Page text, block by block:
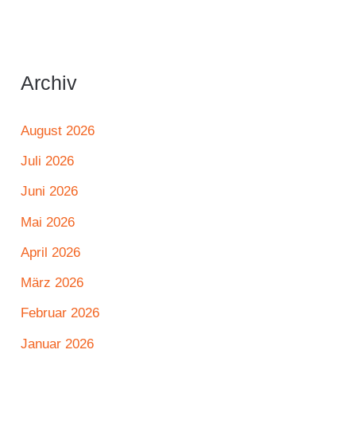
Archiv
August 2026
Juli 2026
Juni 2026
Mai 2026
April 2026
März 2026
Februar 2026
Januar 2026